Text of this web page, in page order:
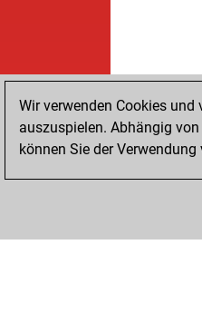
Wir verwenden Cookies
auszuspielen. Abhängig
können Sie der